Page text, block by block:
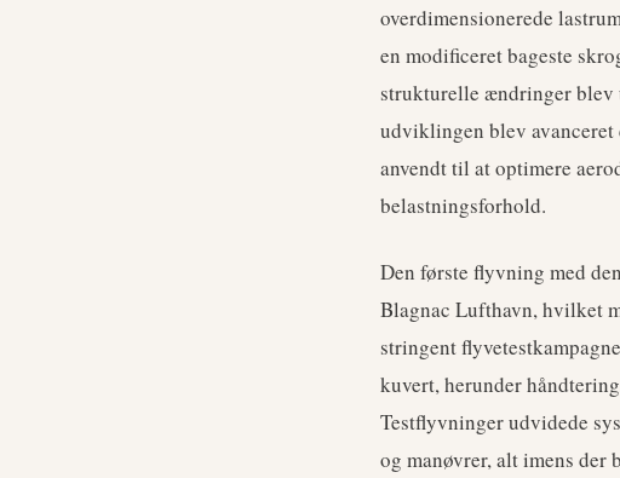
overdimensionerede
en modificeret bageste
strukturelle ændringer blev
udviklingen blev
anvendt til at optimere
belastningsforhold.
Den første flyvning med
Blagnac Lufthavn, hvilket
stringent
kuvert, herunder
Testflyvninger udvidede
og manøvrer, alt imens der